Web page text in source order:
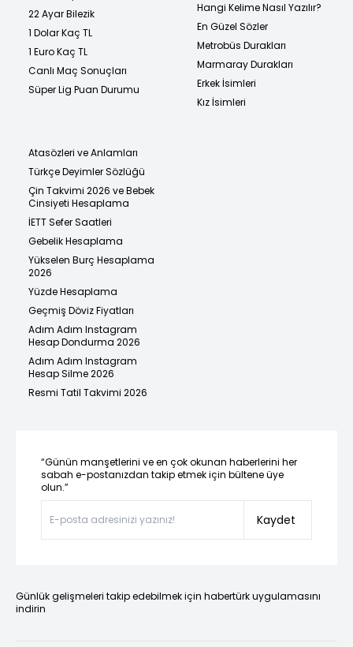
22 Ayar Bilezik
1 Dolar Kaç TL
1 Euro Kaç TL
Canlı Maç Sonuçları
Süper Lig Puan Durumu
Hangi Kelime Nasıl Yazılır?
En Güzel Sözler
Metrobüs Durakları
Marmaray Durakları
Erkek İsimleri
Kız İsimleri
Atasözleri ve Anlamları
Türkçe Deyimler Sözlüğü
Çin Takvimi 2026 ve Bebek
Cinsiyeti Hesaplama
İETT Sefer Saatleri
Gebelik Hesaplama
Yükselen Burç Hesaplama
2026
Yüzde Hesaplama
Geçmiş Döviz Fiyatları
Adım Adım Instagram
Hesap Dondurma 2026
Adım Adım Instagram
Hesap Silme 2026
Resmi Tatil Takvimi 2026
“Günün manşetlerini ve en çok okunan haberlerini her
sabah e-postanızdan takip etmek için bültene üye
olun.”
Kaydet
Günlük gelişmeleri takip edebilmek için habertürk uygulamasını
indirin